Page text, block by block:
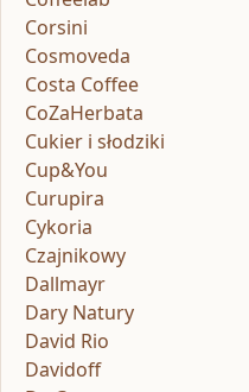
Corsini
Cosmoveda
Costa Coffee
CoZaHerbata
Cukier i słodziki
Cup&You
Curupira
Cykoria
Czajnikowy
Dallmayr
Dary Natury
David Rio
Davidoff